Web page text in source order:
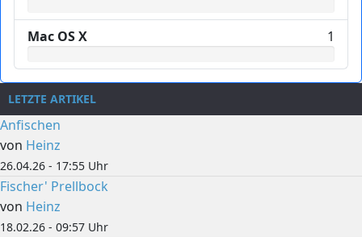
Mac OS X 1
LETZTE ARTIKEL
Anfischen
von Heinz
26.04.26 - 17:55 Uhr
Fischer' Prellbock
von Heinz
18.02.26 - 09:57 Uhr